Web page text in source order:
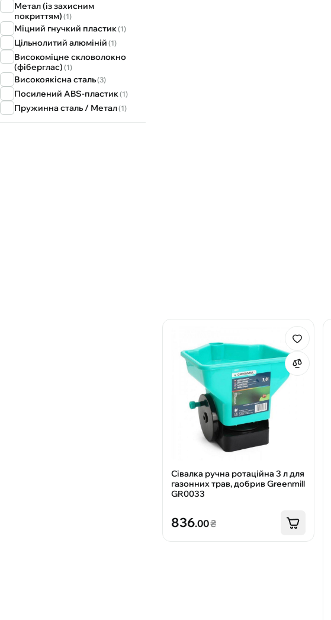
Метал (із захисним
покриттям) (1)
Міцний гнучкий пластик(1)
Цільнолитий алюміній (1)
Високоміцне скловолокно
(фіберглас) (1)
Високоякісна сталь(3)
Посилений ABS-пластик(1)
Пружинна сталь / Метал(1)
Сівалка ручна ротаційна 3 л для
газонних трав, добрив Greenmill
GR0033
836.00₴